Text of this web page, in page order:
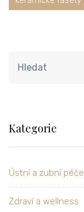
Kategorie
Ústní a zubní péče
Zdraví a wellness